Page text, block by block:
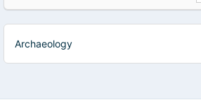
Archaeology